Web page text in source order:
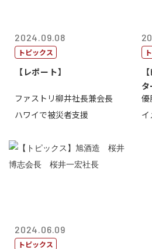
2024.09.08
トピックス
【レポート】
ファストリ柳井社長兼会長
ハワイで被災者支援
優
イ
2024.06.09
トピックス